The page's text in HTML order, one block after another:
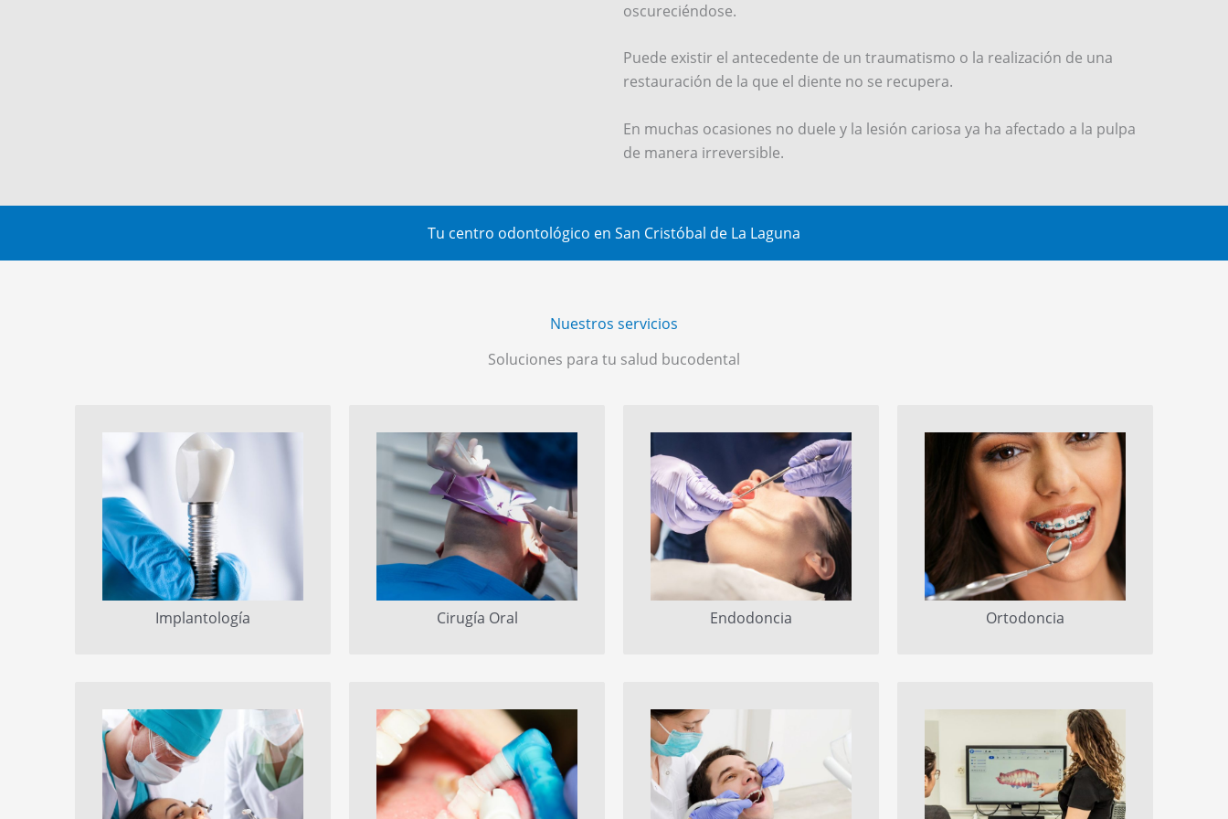
oscureciéndose.
Puede existir el antecedente de un traumatismo o la realización de una
restauración de la que el diente no se recupera.
En muchas ocasiones no duele y la lesión cariosa ya ha afectado a la pulpa
de manera irreversible.
Tu centro odontológico en San Cristóbal de La Laguna
Nuestros servicios
Soluciones para tu salud bucodental
Implantología Cirugía Oral Endodoncia Ortodoncia